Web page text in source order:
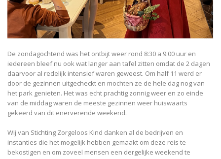
De zondagochtend was het ontbijt weer rond 8:30 a 9:00 uur en
iedereen bleef nu ook wat langer aan tafel zitten omdat de 2 dagen
daarvoor al redelijk intensief waren geweest. Om half 11 werd er
door de gezinnen uitgecheckt en mochten ze de hele dag nog van
het park genieten. Het was echt prachtig zonnig weer en zo einde
van de middag waren de meeste gezinnen weer huiswaarts
gekeerd van dit enerverende weekend.
Wij van Stichting Zorgeloos Kind danken al de bedrijven en
instanties die het mogelijk hebben gemaakt om deze reis te
bekostigen en om zoveel mensen een dergelijke weekend te